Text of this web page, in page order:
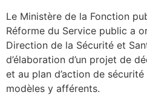
Le Ministère de la Fonction
Réforme du Service public a
Direction de la Sécurité et
d’élaboration d’un projet de
et au plan d’action de
modèles y afférents.